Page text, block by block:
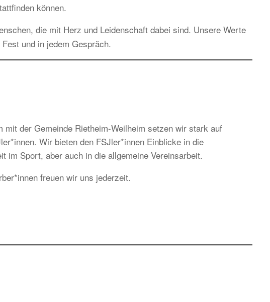
können.
die mit Herz und Leidenschaft dabei sind. Unsere Werte
und in jedem Gespräch.
mit der Gemeinde Rietheim-Weilheim setzen wir stark auf
Wir bieten den FSJler*innen Einblicke in die
im Sport, aber auch in die allgemeine Vereinsarbeit.
freuen wir uns jederzeit.